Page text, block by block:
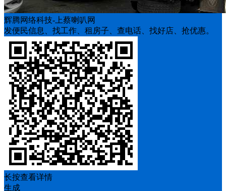
辉腾网络科技-上蔡喇叭网
发便民信息、找工作、租房子、查电话、找好店、抢优惠。
长按查看详情
生成